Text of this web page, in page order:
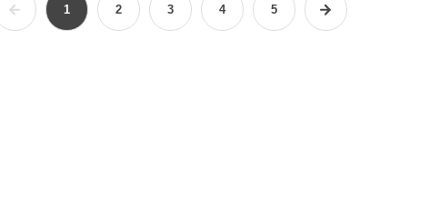
1 2 3 4 5